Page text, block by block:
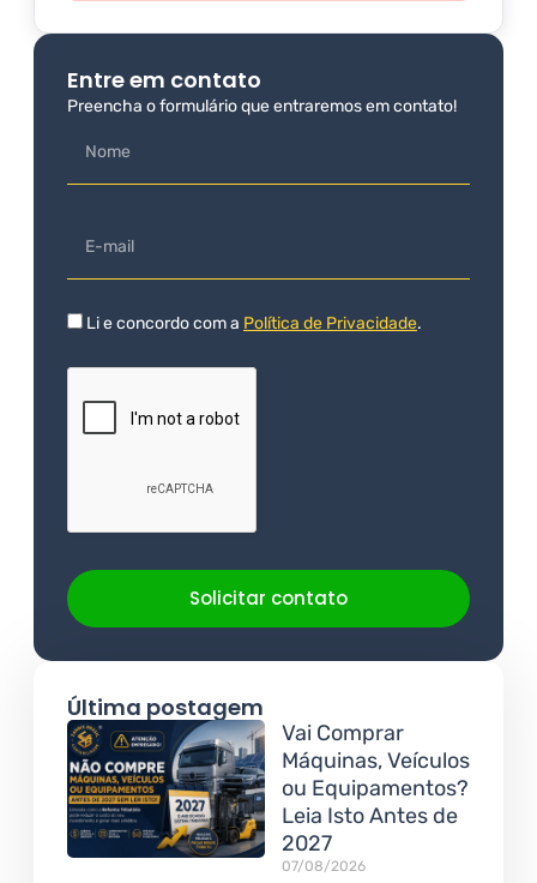
Entre em contato
Preencha o formulário que entraremos em contato!
Li e concordo com a Política de Privacidade.
Solicitar contato
Última postagem
Vai Comprar
Máquinas, Veículos
ou Equipamentos?
Leia Isto Antes de
2027
07/08/2026